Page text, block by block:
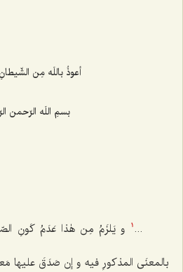
أعوذُ باللَه مِن
بسمِ اللَه الرّحمن
...
1
و یَلزَمُ مِن هٰذا عَدَمُ کَونِ
بالمعنَی المذکورِ فیه و إن صَدَقَ علیها